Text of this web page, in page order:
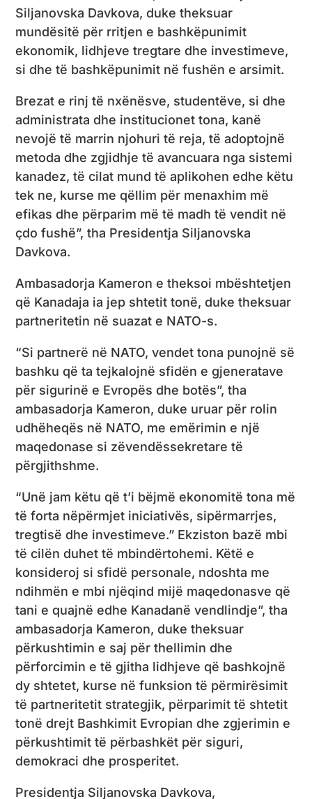
Siljanovska Davkova, duke theksuar
mundësitë për rritjen e bashkëpunimit
ekonomik, lidhjeve tregtare dhe investimeve,
si dhe të bashkëpunimit në fushën e arsimit.
Brezat e rinj të nxënësve, studentëve, si dhe
administrata dhe institucionet tona, kanë
nevojë të marrin njohuri të reja, të adoptojnë
metoda dhe zgjidhje të avancuara nga sistemi
kanadez, të cilat mund të aplikohen edhe këtu
tek ne, kurse me qëllim për menaxhim më
efikas dhe përparim më të madh të vendit në
çdo fushë”, tha Presidentja Siljanovska
Davkova.
Ambasadorja Kameron e theksoi mbështetjen
që Kanadaja ia jep shtetit tonë, duke theksuar
partneritetin në suazat e NATO-s.
“Si partnerë në NATO, vendet tona punojnë së
bashku që ta tejkalojnë sfidën e gjeneratave
për sigurinë e Evropës dhe botës”, tha
ambasadorja Kameron, duke uruar për rolin
udhëheqës në NATO, me emërimin e një
maqedonase si zëvendëssekretare të
përgjithshme.
“Unë jam këtu që t’i bëjmë ekonomitë tona më
të forta nëpërmjet iniciativës, sipërmarrjes,
tregtisë dhe investimeve.” Ekziston bazë mbi
të cilën duhet të mbindërtohemi. Këtë e
konsideroj si sfidë personale, ndoshta me
ndihmën e mbi njëqind mijë maqedonasve që
tani e quajnë edhe Kanadanë vendlindje”, tha
ambasadorja Kameron, duke theksuar
përkushtimin e saj për thellimin dhe
përforcimin e të gjitha lidhjeve që bashkojnë
dy shtetet, kurse në funksion të përmirësimit
të partneritetit strategjik, përparimit të shtetit
tonë drejt Bashkimit Evropian dhe zgjerimin e
përkushtimit të përbashkët për siguri,
demokraci dhe prosperitet.
Presidentja Siljanovska Davkova,